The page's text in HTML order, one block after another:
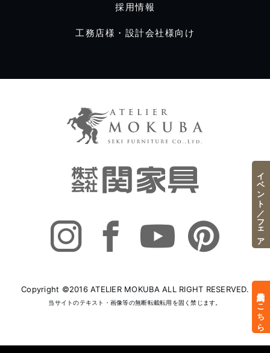
採用情報
工務店様・設計会社様向け
Copyright ©2016 ATELIER MOKUBA ALL RIGHT RESERVED.
当サイトのテキスト・画像等の無断転載転用を固く禁じます。 来店予約はこちら
イベント／フェア